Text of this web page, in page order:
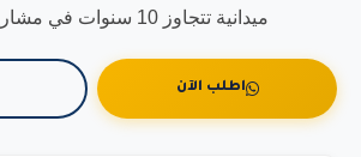
ميدانية تتجاوز 10 سنوات في مشاريع مشابهة.
اطلب الآن